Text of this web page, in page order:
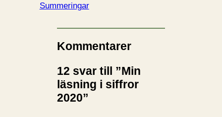
Summeringar
Kommentarer
12 svar till ”Min
läsning i siffror
2020”